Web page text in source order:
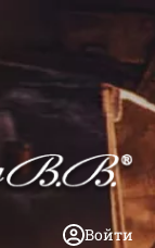
Войти